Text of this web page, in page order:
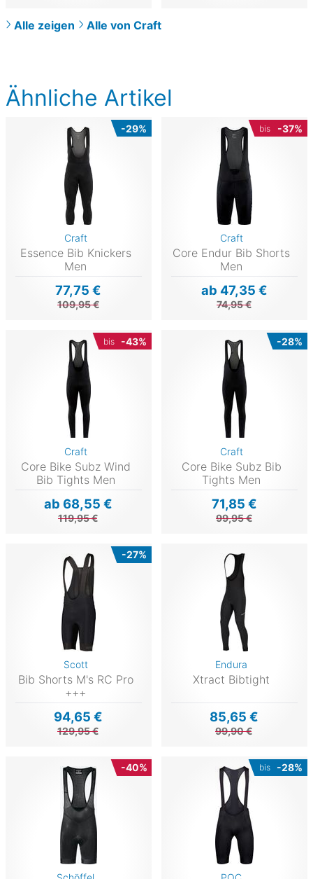
Ähnliche Artikel
-29%
Craft
Essence Bib Knickers
Men
77,75 €
109,95 €
bis -37%
Craft
Core Endur Bib Shorts
Men
ab 47,35 €
74,95 €
bis -43%
Craft
Core Bike Subz Wind
Bib Tights Men
ab 68,55 €
119,95 €
-28%
Craft
Core Bike Subz Bib
Tights Men
71,85 €
99,95 €
-27%
Scott
Bib Shorts M's RC Pro
+++
94,65 €
129,95 €
Endura
Xtract Bibtight
85,65 €
99,90 €
-40% bis -28%
Alle zeigen Alle von Craft